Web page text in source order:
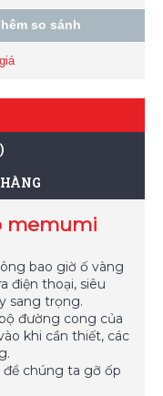
so sánh
memumi
bao giờ ố vàng
điện thoại, siêu
sang trọng.
đường cong của
khi cần thiết, các
để chúng ta gỡ ốp